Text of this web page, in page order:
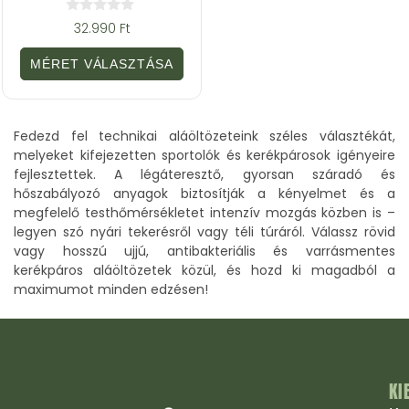
z
5
ő
32.990 Ft
MÉRET VÁLASZTÁSA
Fedezd fel technikai aláöltözeteink széles választékát,
melyeket kifejezetten sportolók és kerékpárosok igényeire
fejlesztettek. A légáteresztő, gyorsan száradó és
hőszabályozó anyagok biztosítják a kényelmet és a
megfelelő testhőmérsékletet intenzív mozgás közben is –
legyen szó nyári tekerésről vagy téli túráról. Válassz rövid
vagy hosszú ujjú, antibakteriális és varrásmentes
kerékpáros aláöltözetek közül, és hozd ki magadból a
maximumot minden edzésen!